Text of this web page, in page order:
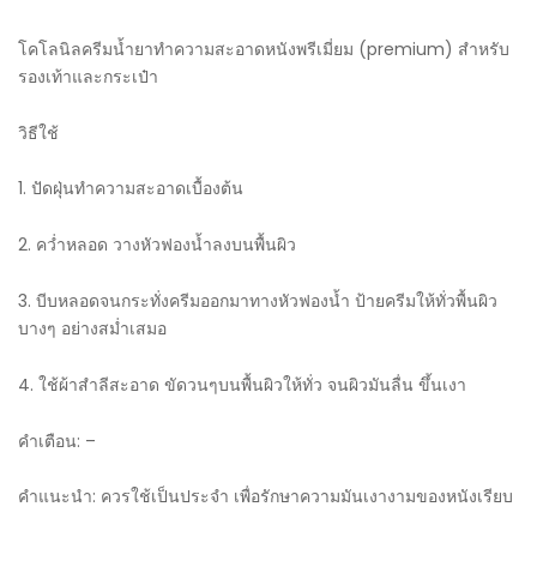
โคโลนิลครีมน้ำยาทำความสะอาดหนังพรีเมี่ยม (premium) สำหรับ
รองเท้าและกระเป๋า
วิธีใช้
1. ปัดฝุ่นทำความสะอาดเบื้องต้น
2. คว่ำหลอด วางหัวฟองน้ำลงบนพื้นผิว
3. บีบหลอดจนกระทั่งครีมออกมาทางหัวฟองน้ำ ป้ายครีมให้ทั่วพื้นผิว
บางๆ อย่างสม่ำเสมอ
4. ใช้ผ้าสำลีสะอาด ขัดวนๆบนพื้นผิวให้ทั่ว จนผิวมันลื่น ขึ้นเงา
คำเตือน: –
คำแนะนำ: ควรใช้เป็นประจำ เพื่อรักษาความมันเงางามของหนังเรียบ